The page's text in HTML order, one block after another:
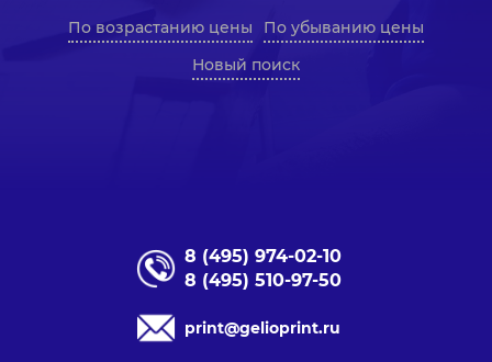
По возрастанию цены
По убыванию цены
Новый поиск
8 (495) 974-02-10
8 (495) 510-97-50
print@gelioprint.ru